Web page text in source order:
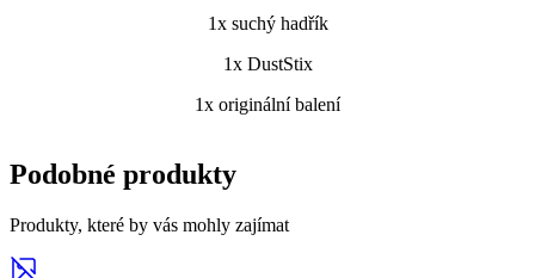
1x suchý hadřík
1x DustStix
1x originální balení
Podobné produkty
Produkty, které by vás mohly zajímat